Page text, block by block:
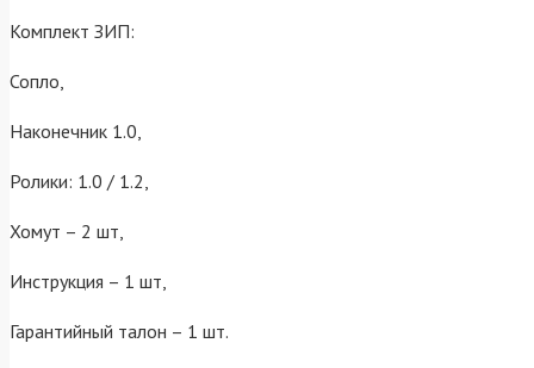
Комплект ЗИП:
Сопло,
Наконечник 1.0,
Ролики: 1.0 / 1.2,
Хомут – 2 шт,
Инструкция – 1 шт,
Гарантийный талон – 1 шт.